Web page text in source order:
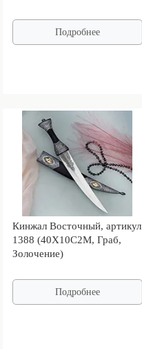
Подробнее
Кинжал Восточный, артикул
1388 (40Х10С2М, Граб,
Золочение)
Подробнее